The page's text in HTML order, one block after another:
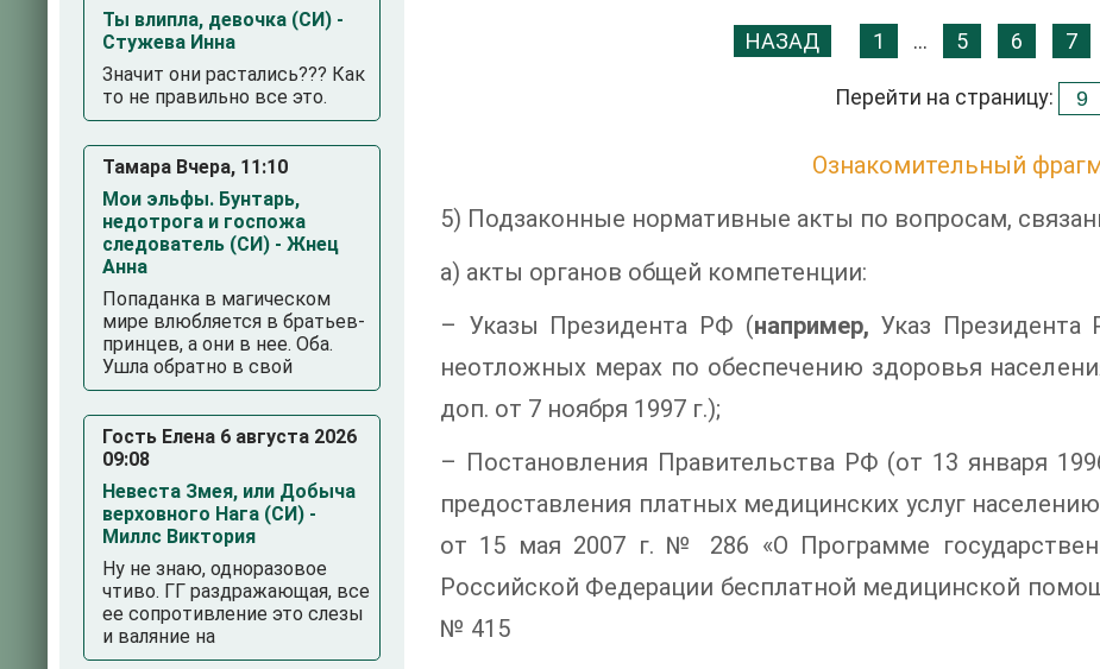
НАЗАД 1 ... 5 6 7
Перейти на страницу:
Ознакомительный
5) Подзаконные нормативные акты по вопросам,
а) акты органов общей компетенции:
– Указы Президента РФ (например, Указ
неотложных мерах по обеспечению здоровья
доп. от 7 ноября 1997 г.);
– Постановления Правительства РФ (от 13 января
предоставления платных медицинских услуг
от 15 мая 2007 г. № 286 «О Программе
Российской Федерации бесплатной медицинской
№ 415
Ты влипла, девочка (СИ) -
Стужева Инна
Значит они растались??? Как
то не правильно все это.
Тамара Вчера, 11:10
Мои эльфы. Бунтарь,
недотрога и госпожа
следователь (СИ) - Жнец
Анна
Попаданка в магическом
мире влюбляется в братьев-
принцев, а они в нее. Оба.
Ушла обратно в свой
Гость Елена 6 августа 2026
09:08
Невеста Змея, или Добыча
верховного Нага (СИ) -
Миллс Виктория
Ну не знаю, одноразовое
чтиво. ГГ раздражающая, все
ее сопротивление это слезы
и валяние на